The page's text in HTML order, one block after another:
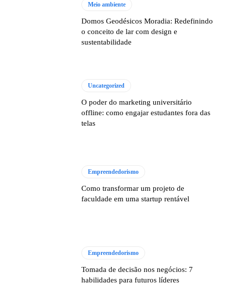
Meio ambiente
Domos Geodésicos Moradia: Redefinindo
o conceito de lar com design e
sustentabilidade
Uncategorized
O poder do marketing universitário
offline: como engajar estudantes fora das
telas
Empreendedorismo
Como transformar um projeto de
faculdade em uma startup rentável
Empreendedorismo
Tomada de decisão nos negócios: 7
habilidades para futuros líderes